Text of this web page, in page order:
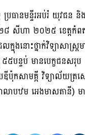
រធានមន្ទីរអប់រំ យុវជន
សីហា ២០២៥ ខេត្តកំពត
ក្នុងនោះថ្នាក់វិទ្យាស
បន្ទប់ មានបេក្ខជនសរុ
ឌីប៉ុកសាមគ្កី វិទ្យាល័យ
លាបឋម អេងមាសតានី)